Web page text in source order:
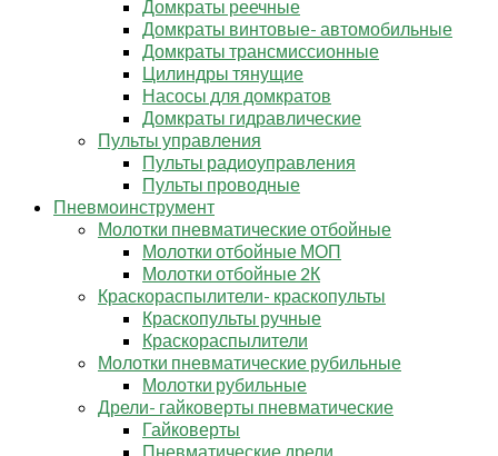
Домкраты реечные
Домкраты винтовые- автомобильные
Домкраты трансмиссионные
Цилиндры тянущие
Насосы для домкратов
Домкраты гидравлические
Пульты управления
Пульты радиоуправления
Пульты проводные
Пневмоинструмент
Молотки пневматические отбойные
Молотки отбойные МОП
Молотки отбойные 2К
Краскораспылители- краскопульты
Краскопульты ручные
Краскораспылители
Молотки пневматические рубильные
Молотки рубильные
Дрели- гайковерты пневматические
Гайковерты
Пневматические дрели